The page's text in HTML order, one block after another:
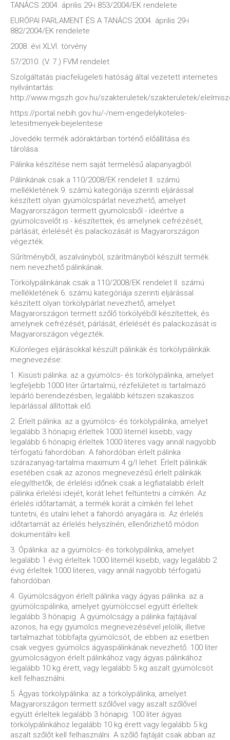
TANÁCS 2004. április 29-i 853/2004/EK rendelete
EURÓPAI PARLAMENT ÉS A TANÁCS 2004. április 29-i
882/2004/EK rendelete
2008. évi XLVI. törvény
57/2010. (V. 7.) FVM rendelet
Szolgáltatás piacfelügeleti hatóság által vezetett internetes
nyilvántartás:
http://www.mgszh.gov.hu/szakteruletek/szakteruletek/
https://portal.nebih.gov.hu/-/nem-engedelykoteles-
letesitmenyek-bejelentese
Jövedéki termék adóraktárban történő előállítása és
tárolása.
Pálinka készítése nem saját termelésű alapanyagból.
Pálinkának csak a 110/2008/EK rendelet II. számú
mellékletének 9. számú kategóriája szerinti eljárással
készített olyan gyümölcspárlat nevezhető, amelyet
Magyarországon termett gyümölcsből - ideértve a
gyümölcsvelőt is - készítettek, és amelynek cefrézését,
párlását, érlelését és palackozását is Magyarországon
végezték.
Sűrítményből, aszalványból, szárítmányból készült termék
nem nevezhető pálinkának.
Törkölypálinkának csak a 110/2008/EK rendelet II. számú
mellékletének 6. számú kategóriája szerinti eljárással
készített olyan törkölypárlat nevezhető, amelyet
Magyarországon termett szőlő törkölyéből készítettek, és
amelynek cefrézését, párlását, érlelését és palackozását is
Magyarországon végezték.
Különleges eljárásokkal készült pálinkák és törkölypálinkák
megnevezése:
1. Kisüsti pálinka: az a gyümölcs- és törkölypálinka, amelyet
legfeljebb 1000 liter űrtartalmú, rézfelületet is tartalmazó
lepárló berendezésben, legalább kétszeri szakaszos
lepárlással állítottak elő.
2. Érlelt pálinka: az a gyümölcs- és törkölypálinka, amelyet
legalább 3 hónapig érleltek 1000 liternél kisebb, vagy
legalább 6 hónapig érleltek 1000 literes vagy annál nagyobb
térfogatú fahordóban. A fahordóban érlelt pálinka
szárazanyag-tartalma maximum 4 g/l lehet. Érlelt pálinkák
esetében csak az azonos megnevezésű érlelt pálinkák
elegyíthetők, de érlelési időnek csak a legfiatalabb érlelt
pálinka érlelési idejét, korát lehet feltüntetni a címkén. Az
érlelés időtartamát, a termék korát a címkén fel lehet
tüntetni, és utalni lehet a fahordó anyagára is. Az érlelés
időtartamát az érlelés helyszínén, ellenőrizhető módon
dokumentálni kell.
3. Ópálinka: az a gyümölcs- és törkölypálinka, amelyet
legalább 1 évig érleltek 1000 liternél kisebb, vagy legalább 2
évig érleltek 1000 literes, vagy annál nagyobb térfogatú
fahordóban.
4. Gyümölcságyon érlelt pálinka vagy ágyas pálinka: az a
gyümölcspálinka, amelyet gyümölccsel együtt érleltek
legalább 3 hónapig. A gyümölcságy a pálinka fajtájával
azonos, ha egy gyümölcs megnevezésével jelölik, illetve
tartalmazhat többfajta gyümölcsöt, de ebben az esetben
csak vegyes gyümölcs ágyaspálinkának nevezhető. 100 liter
gyümölcságyon érlelt pálinkához vagy ágyas pálinkához
legalább 10 kg érett, vagy legalább 5 kg aszalt gyümölcsöt
kell felhasználni.
5. Ágyas törkölypálinka: az a törkölypálinka, amelyet
Magyarországon termett szőlővel vagy aszalt szőlővel
együtt érleltek legalább 3 hónapig. 100 liter ágyas
törkölypálinkához legalább 10 kg érett vagy legalább 5 kg
aszalt szőlőt kell felhasználni. A szőlő fajtáját csak abban az